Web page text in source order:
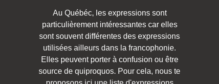
Au Québéc, les expressions sont
particulièrement intéressantes car elles
sont souvent différentes des expressions
utilisées ailleurs dans la francophonie.
Elles peuvent porter à confusion ou être
source de quiproquos. Pour cela, nous te